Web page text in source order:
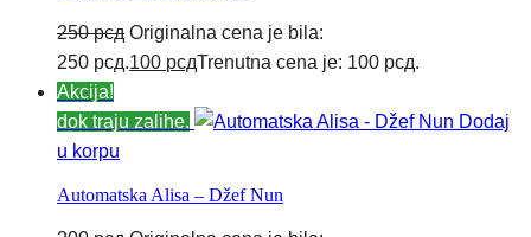
250рсд Originalna cena je bila:
250 рсд.100 рсдTrenutna cena je: 100 рсд.
Akcija!
dok traju zalihe.
Dodaj
u korpu
Automatska Alisa – Džef Nun